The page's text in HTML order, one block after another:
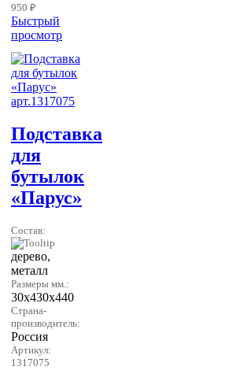
950 ₽
Быстрый
просмотр
Подставка
для
бутылок
«Парус»
Состав:
дерево,
металл
Размеры мм.:
30х430х440
Страна-
производитель:
Россия
Артикул:
1317075